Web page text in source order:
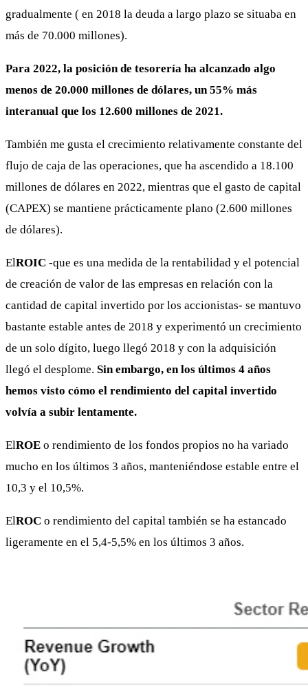
gradualmente ( en 2018 la deuda a largo plazo se situaba en
más de 70.000 millones).
Para 2022, la posición de tesorería ha alcanzado algo
menos de 20.000 millones de dólares, un 55% más
interanual que los 12.600 millones de 2021.
También me gusta el crecimiento relativamente constante del
flujo de caja de las operaciones, que ha ascendido a 18.100
millones de dólares en 2022, mientras que el gasto de capital
(CAPEX) se mantiene prácticamente plano (2.600 millones
de dólares).
ElROIC -que es una medida de la rentabilidad y el potencial
de creación de valor de las empresas en relación con la
cantidad de capital invertido por los accionistas- se mantuvo
bastante estable antes de 2018 y experimentó un crecimiento
de un solo dígito, luego llegó 2018 y con la adquisición
llegó el desplome. Sin embargo, en los últimos 4 años
hemos visto cómo el rendimiento del capital invertido
volvía a subir lentamente.
ElROE o rendimiento de los fondos propios no ha variado
mucho en los últimos 3 años, manteniéndose estable entre el
10,3 y el 10,5%.
ElROC o rendimiento del capital también se ha estancado
ligeramente en el 5,4-5,5% en los últimos 3 años.